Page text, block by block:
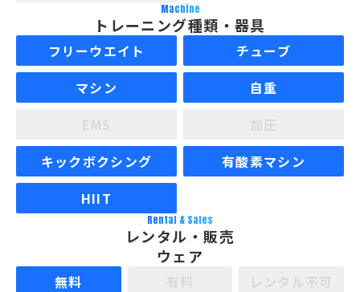
Machine
トレーニング種類・器具
フリーウエイト
チューブ
マシン
自重
キックボクシング
有酸素マシン
HIIT
Rental & Sales
レンタル・販売
ウェア
無料